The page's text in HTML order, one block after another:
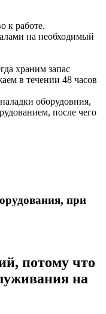
к работе.
на необходимый
храним запас
в течении 48 часов
оборудовния,
после чего
при
потому что
на